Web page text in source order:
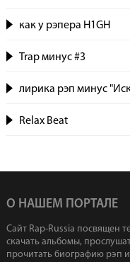
как у рэпера H1GH
Trap минус #3
лирика рэп минус
Relax Beat
О НАШЕМ ПОРТАЛЕ
Сайт Rap-Russia посвящен
скачать альбомы,
прочитать биографию рэп